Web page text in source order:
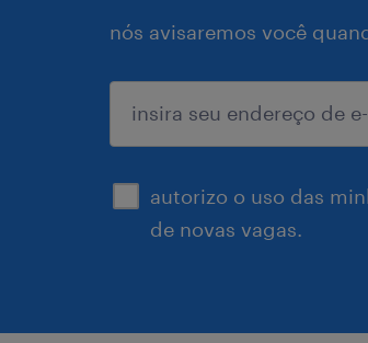
nós avisaremos você
autorizo o uso das
de novas vagas.
enviar